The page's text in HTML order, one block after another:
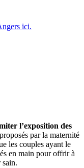
ici.
l’exposition des
proposés par la maternité
les couples ayant le
en main pour offrir à